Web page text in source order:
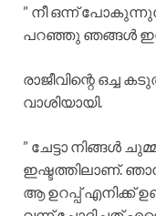
” നീ ഒന്ന്
പറഞ്ഞു ഞങ്ങൾ
രാജീവിന്റെ ഒച്ച
വാശിയായി.
” ചേട്ടാ നിങ്ങൾ
ഇഷ്ടത്തിലാണ്.
ആ ഉറപ്പ് എനിക്ക്